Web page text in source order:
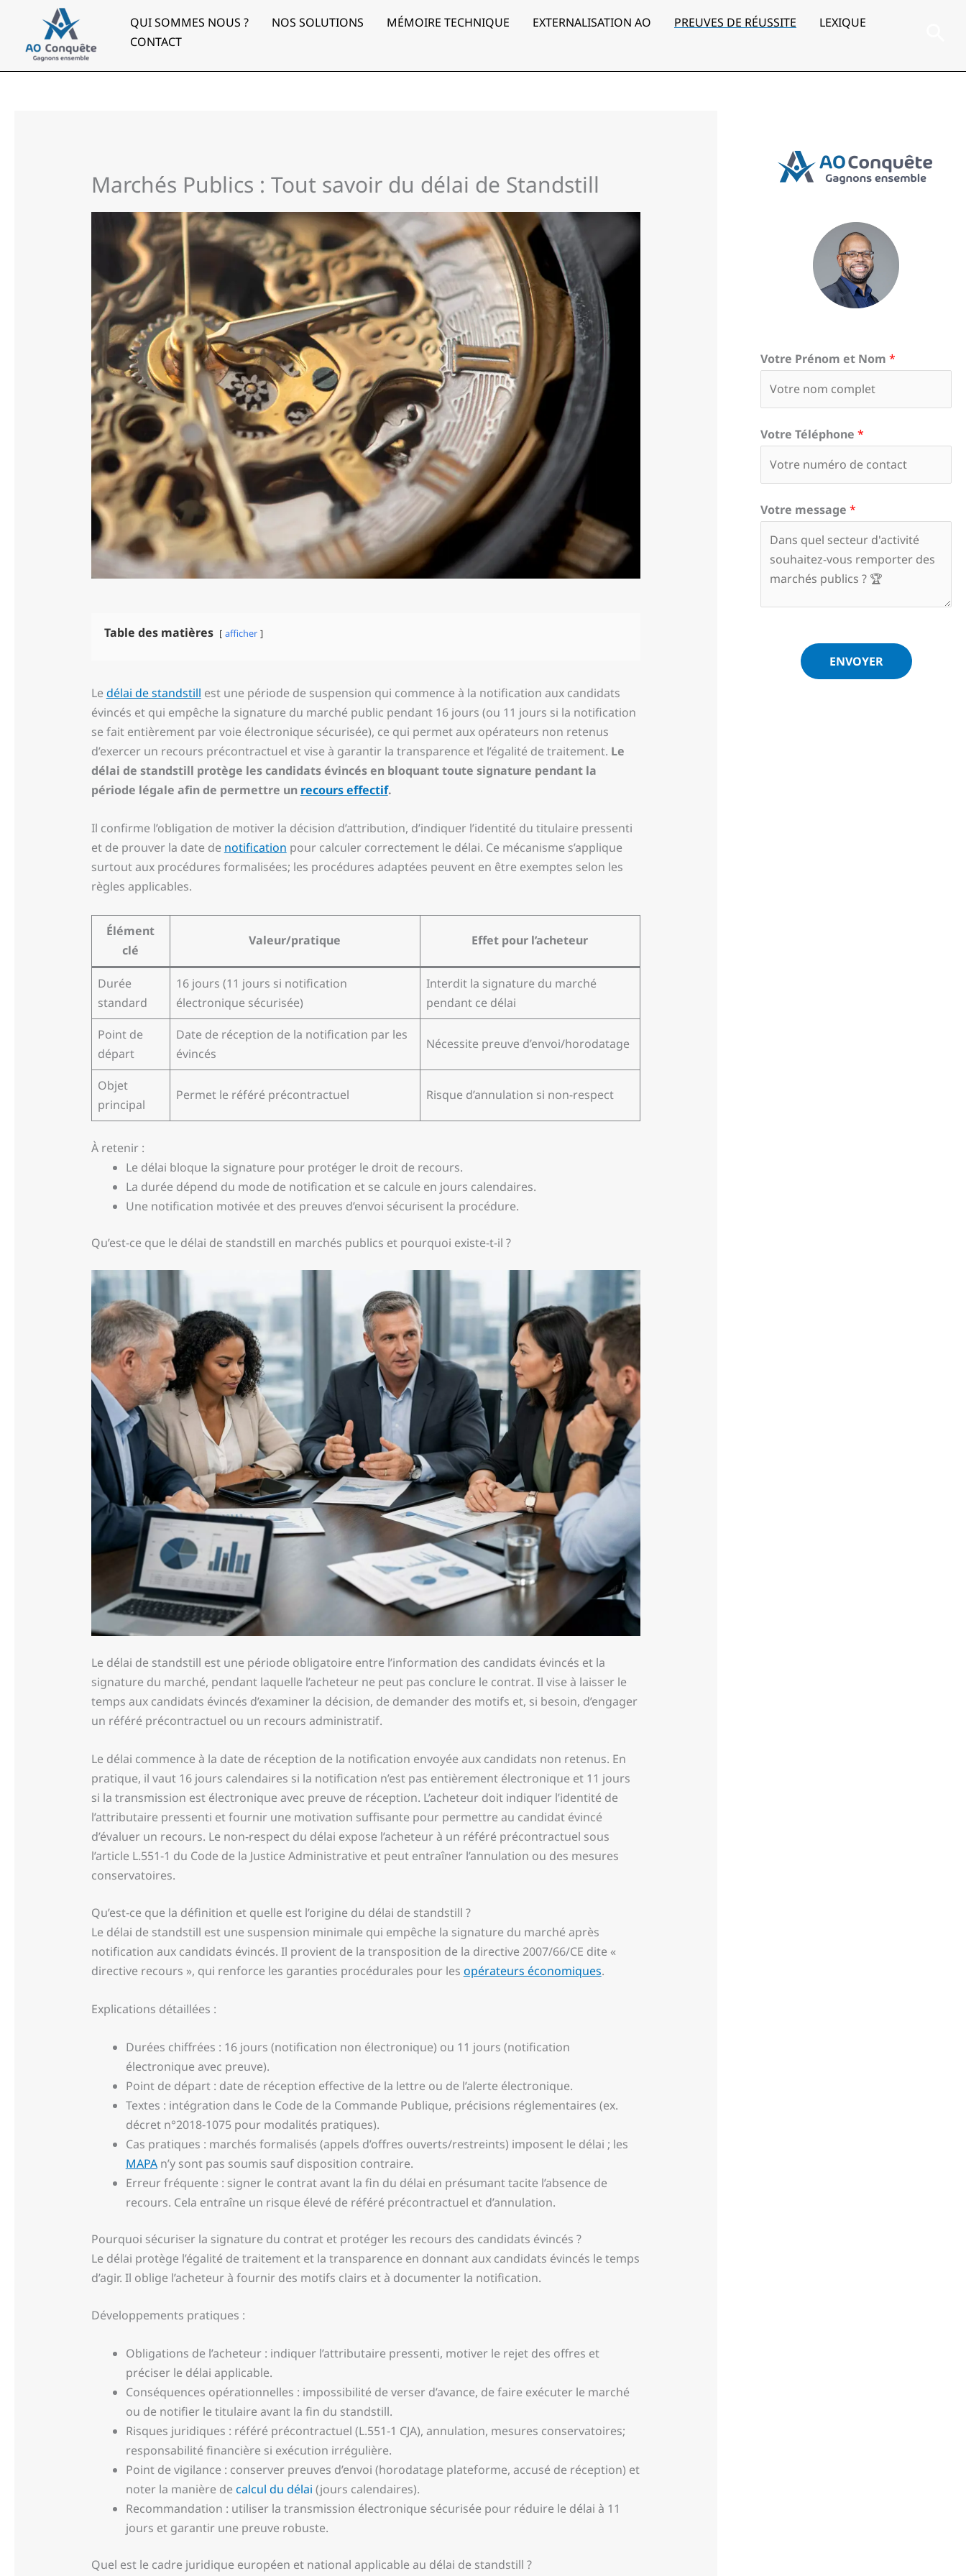
contenu
QUI SOMMES NOUS ? NOS SOLUTIONS MÉMOIRE TECHNIQUE EXTERNALISATION AO PREUVES DE RÉUSSITE
LEXIQUE
CONTACT
Marchés Publics : Tout savoir du délai de Standstill
Table des matières afficher
Ledélai de standstill est une période de suspension qui commence à la notification aux candidats
évincés et qui empêche la signature du marché public pendant 16 jours (ou 11 jours si la notification
se fait entièrement par voie électronique sécurisée), ce qui permet aux opérateurs non retenus
d’exercer un recours précontractuel et vise à garantir la transparence et l’égalité de traitement. Le
délai de standstill protège les candidats évincés en bloquant toute signature pendant la
période légale afin de permettre un recours effectif.
Il confirme l’obligation de motiver la décision d’attribution, d’indiquer l’identité du titulaire pressenti
et de prouver la date de notification pour calculer correctement le délai. Ce mécanisme s’applique
surtout aux procédures formalisées; les procédures adaptées peuvent en être exemptes selon les
règles applicables.
Élément
clé
Valeur/pratique Effet pour l’acheteur
Durée
standard
16 jours (11 jours si notification
électronique sécurisée)
Interdit la signature du marché
pendant ce délai
Point de
départ
Date de réception de la notification par les
évincés
Nécessite preuve d’envoi/horodatage
Objet
principal
Permet le référé précontractuel Risque d’annulation si non-respect
À retenir :
Le délai bloque la signature pour protéger le droit de recours.
La durée dépend du mode de notification et se calcule en jours calendaires.
Une notification motivée et des preuves d’envoi sécurisent la procédure.
Qu’est-ce que le délai de standstill en marchés publics et pourquoi existe-t-il ?
Le délai de standstill est une période obligatoire entre l’information des candidats évincés et la
signature du marché, pendant laquelle l’acheteur ne peut pas conclure le contrat. Il vise à laisser le
temps aux candidats évincés d’examiner la décision, de demander des motifs et, si besoin, d’engager
un référé précontractuel ou un recours administratif.
Le délai commence à la date de réception de la notification envoyée aux candidats non retenus. En
pratique, il vaut 16 jours calendaires si la notification n’est pas entièrement électronique et 11 jours
si la transmission est électronique avec preuve de réception. L’acheteur doit indiquer l’identité de
l’attributaire pressenti et fournir une motivation suffisante pour permettre au candidat évincé
d’évaluer un recours. Le non‑respect du délai expose l’acheteur à un référé précontractuel sous
l’article L.551‑1 du Code de la Justice Administrative et peut entraîner l’annulation ou des mesures
conservatoires.
Qu’est‑ce que la définition et quelle est l’origine du délai de standstill ?
Le délai de standstill est une suspension minimale qui empêche la signature du marché après
notification aux candidats évincés. Il provient de la transposition de la directive 2007/66/CE dite «
directive recours », qui renforce les garanties procédurales pour les opérateurs économiques.
Explications détaillées :
Durées chiffrées : 16 jours (notification non électronique) ou 11 jours (notification
électronique avec preuve).
Point de départ : date de réception effective de la lettre ou de l’alerte électronique.
Textes : intégration dans le Code de la Commande Publique, précisions réglementaires (ex.
décret n°2018‑1075 pour modalités pratiques).
Cas pratiques : marchés formalisés (appels d’offres ouverts/restreints) imposent le délai ; les
MAPAn’y sont pas soumis sauf disposition contraire.
Erreur fréquente : signer le contrat avant la fin du délai en présumant tacite l’absence de
recours. Cela entraîne un risque élevé de référé précontractuel et d’annulation.
Pourquoi sécuriser la signature du contrat et protéger les recours des candidats évincés ?
Le délai protège l’égalité de traitement et la transparence en donnant aux candidats évincés le temps
d’agir. Il oblige l’acheteur à fournir des motifs clairs et à documenter la notification.
Développements pratiques :
Obligations de l’acheteur : indiquer l’attributaire pressenti, motiver le rejet des offres et
préciser le délai applicable.
Conséquences opérationnelles : impossibilité de verser d’avance, de faire exécuter le marché
ou de notifier le titulaire avant la fin du standstill.
Risques juridiques : référé précontractuel (L.551‑1 CJA), annulation, mesures conservatoires;
responsabilité financière si exécution irrégulière.
Point de vigilance : conserver preuves d’envoi (horodatage plateforme, accusé de réception) et
noter la manière decalcul du délai (jours calendaires).
Recommandation : utiliser la transmission électronique sécurisée pour réduire le délai à 11
jours et garantir une preuve robuste.
Quel est le cadre juridique européen et national applicable au délai de standstill ?
Votre Prénom et Nom *
Votre Téléphone *
Votre message *
ENVOYER